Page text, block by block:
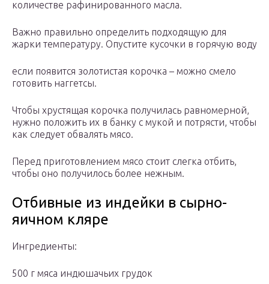
количестве рафинированного масла.
Важно правильно определить подходящую для
жарки температуру. Опустите кусочки в горячую воду
если появится золотистая корочка – можно смело
готовить наггетсы.
Чтобы хрустящая корочка получилась равномерной,
нужно положить их в банку с мукой и потрясти, чтобы
как следует обвалять мясо.
Перед приготовлением мясо стоит слегка отбить,
чтобы оно получилось более нежным.
Отбивные из индейки в сырно-
яичном кляре
Ингредиенты:
500 г мяса индюшачьих грудок